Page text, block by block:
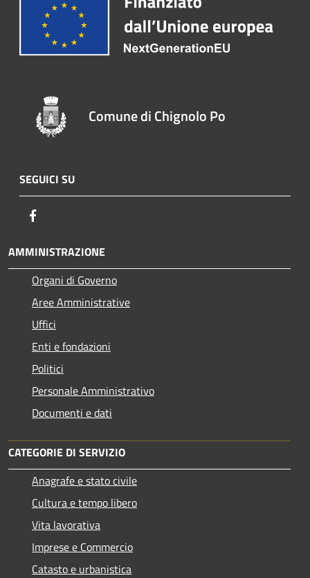
Comune di Chignolo Po
SEGUICI SU
AMMINISTRAZIONE
Organi di Governo
Aree Amministrative
Uffici
Enti e fondazioni
Politici
Personale Amministrativo
Documenti e dati
CATEGORIE DI SERVIZIO
Anagrafe e stato civile
Cultura e tempo libero
Vita lavorativa
Imprese e Commercio
Catasto e urbanistica